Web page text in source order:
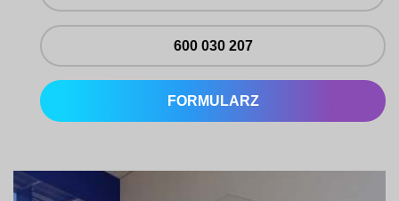
600 030 207
FORMULARZ